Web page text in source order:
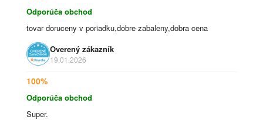
Odporúča obchod
tovar doruceny v poriadku,dobre zabaleny,dobra cena
Overený zákazník
19.01.2026
100%
Odporúča obchod
Super.